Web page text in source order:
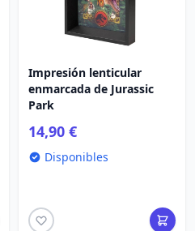
Impresión lenticular
enmarcada de Jurassic
Park
14,90 €
Disponibles